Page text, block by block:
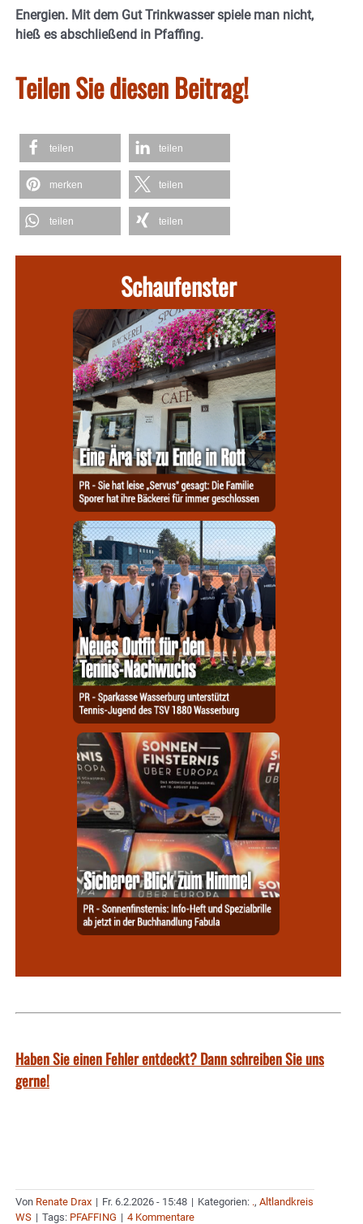
Energien. Mit dem Gut Trinkwasser spiele man nicht,
hieß es abschließend in Pfaffing.
Teilen Sie diesen Beitrag!
teilen teilen
merken teilen
teilen teilen
Schaufenster
Haben Sie einen Fehler entdeckt? Dann schreiben Sie uns
gerne!
Von Renate Drax | Fr. 6.2.2026 - 15:48 | Kategorien: ., Altlandkreis
WS | Tags: PFAFFING | 4 Kommentare